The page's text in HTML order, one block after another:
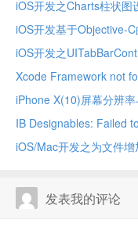
iOS开发基于Objective-
iOS开发之
iPhone X(10)屏幕分辨
发表我的评论